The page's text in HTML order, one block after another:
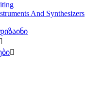
And Synthesizers